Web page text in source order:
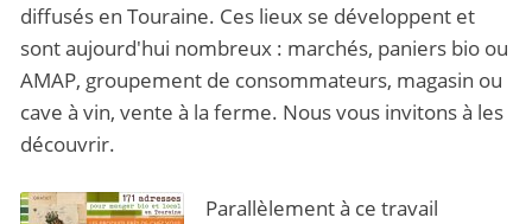
diffusés en Touraine. Ces lieux se développent et
sont aujourd'hui nombreux : marchés, paniers bio ou
AMAP, groupement de consommateurs, magasin ou
cave à vin, vente à la ferme. Nous vous invitons à les
découvrir.
Parallèlement à ce travail